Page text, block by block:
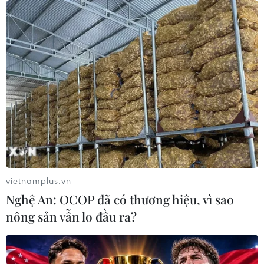
07/08/2026 14:45
Chủ tịch Quốc hội kiêm Chủ tịch Hạ
viện Thái Lan kết thúc chuyến thăm
Việt Nam
07/08/2026 14:34
Kinh tế Mỹ bất ngờ mất 23.000 việc
làm trong tháng 7
Tổng Bí thư, Chủ tịch nước Tô Lâm:
Hợp tác nghị viện là trụ cột quan
trọng giữa Việt Nam-Thái Lan
vietnamplus.vn
Nghệ An: OCOP đã có thương hiệu, vì sao
nông sản vẫn lo đầu ra?